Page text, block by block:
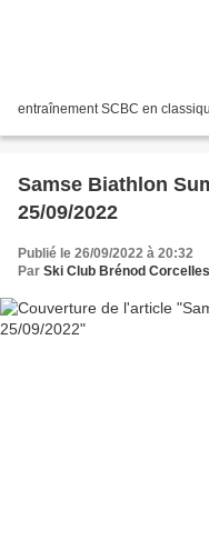
entraînement SCBC en
Samse Biathlon
25/09/2022
Publié le 26/09/2022 à 20:32
Par Ski Club Brénod Corcelles